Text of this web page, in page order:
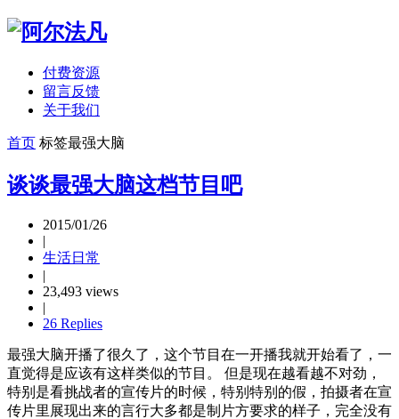
付费资源
留言反馈
关于我们
首页 标签最强大脑
谈谈最强大脑这档节目吧
2015/01/26
|
生活日常
|
23,493 views
|
26 Replies
最强大脑开播了很久了，这个节目在一开播我就开始看了，一
直觉得是应该有这样类似的节目。 但是现在越看越不对劲，
特别是看挑战者的宣传片的时候，特别特别的假，拍摄者在宣
传片里展现出来的言行大多都是制片方要求的样子，完全没有